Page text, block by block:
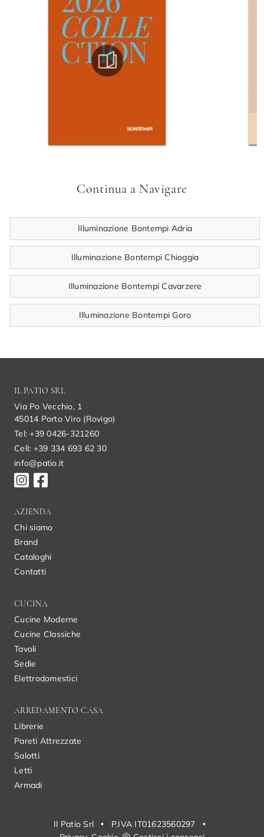
Continua a Navigare
Illuminazione Bontempi Adria
Illuminazione Bontempi Chioggia
Illuminazione Bontempi Cavarzere
Illuminazione Bontempi Goro
IL PATIO SRL
Via Po Vecchio, 1
45014 Porto Viro (Rovigo)
Tel: +39 0426-321260
Cell: +39 334 693 62 30
info@patio.it
AZIENDA
Chi siamo
Brand
Cataloghi
Contatti
CUCINA
Cucine Moderne
Cucine Classiche
Tavoli
Sedie
Elettrodomestici
ARREDAMENTO CASA
Librerie
Pareti Attrezzate
Salotti
Letti
Armadi
Il Patio Srl • P.IVA IT01623560297
•